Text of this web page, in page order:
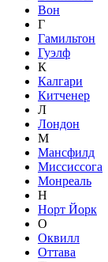
Вон
Г
Гамильтон
Гуэлф
К
Калгари
Китченер
Л
Лондон
М
Мансфилд
Миссиссога
Монреаль
Н
Норт Йорк
О
Оквилл
Оттава